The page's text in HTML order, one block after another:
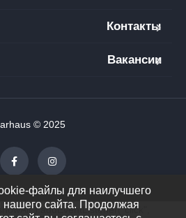
Контакты
Вакансии
© 2025
файлы для наилучшего
нашего сайта. Продолжая